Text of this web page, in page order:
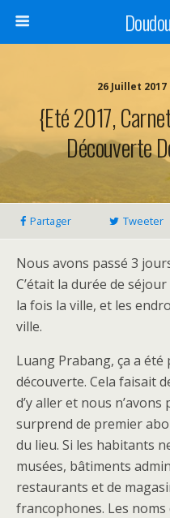
26 Juillet
{Eté 2017,
Découverte
Partager Tweeter
Nous avons passé 3
C’était la durée de
la fois la ville, et les
ville.
Luang Prabang, ça a
découverte. Cela faisait
d’y aller et nous n’avons
surprend de premier
du lieu. Si les habitants
musées, bâtiments
restaurants et de
francophones. Les